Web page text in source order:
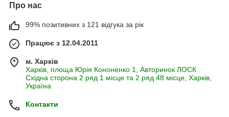
Про нас
99% позитивних з 121 відгука за рік
Працює з 12.04.2011
м. Харків
Харків, площа Юрія Кононенко 1, Авторинок ЛОСК
Східна сторона 2 ряд 1 місце та 2 ряд 48 місце, Харків,
Україна
Контакти